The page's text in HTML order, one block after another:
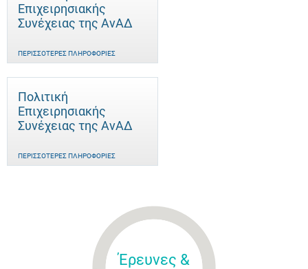
Επιχειρησιακής
Συνέχειας της ΑνΑΔ
ΠΕΡΙΣΣΌΤΕΡΕΣ ΠΛΗΡΟΦΟΡΊΕΣ
Πολιτική
Επιχειρησιακής
Συνέχειας της ΑνΑΔ
ΠΕΡΙΣΣΌΤΕΡΕΣ ΠΛΗΡΟΦΟΡΊΕΣ
Έρευνες &